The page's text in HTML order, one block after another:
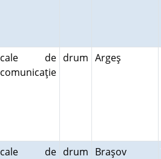
cale de
comunicaţie
drum Argeş
cale de drum Braşov